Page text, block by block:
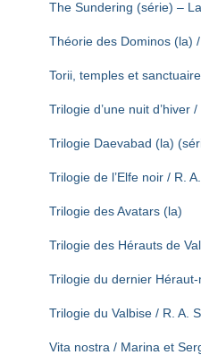
The Sundering (série) –
Théorie des Dominos (la)
Torii, temples et
Trilogie d’une nuit d’hiver
Trilogie Daevabad (la)
Trilogie de l’Elfe noir / R.
Trilogie des Avatars (la)
Trilogie des Hérauts de
Trilogie du dernier
Trilogie du Valbise / R. A.
Vita nostra / Marina et